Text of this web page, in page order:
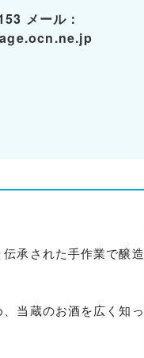
メール：
承された手作業で醸造
当蔵のお酒を広く知っ